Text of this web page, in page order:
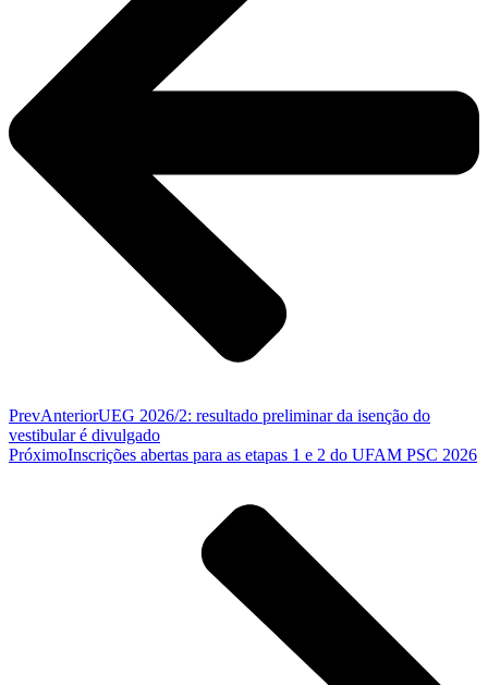
PrevAnteriorUEG 2026/2: resultado preliminar da isenção do
vestibular é divulgado
PróximoInscrições abertas para as etapas 1 e 2 do UFAM PSC 2026